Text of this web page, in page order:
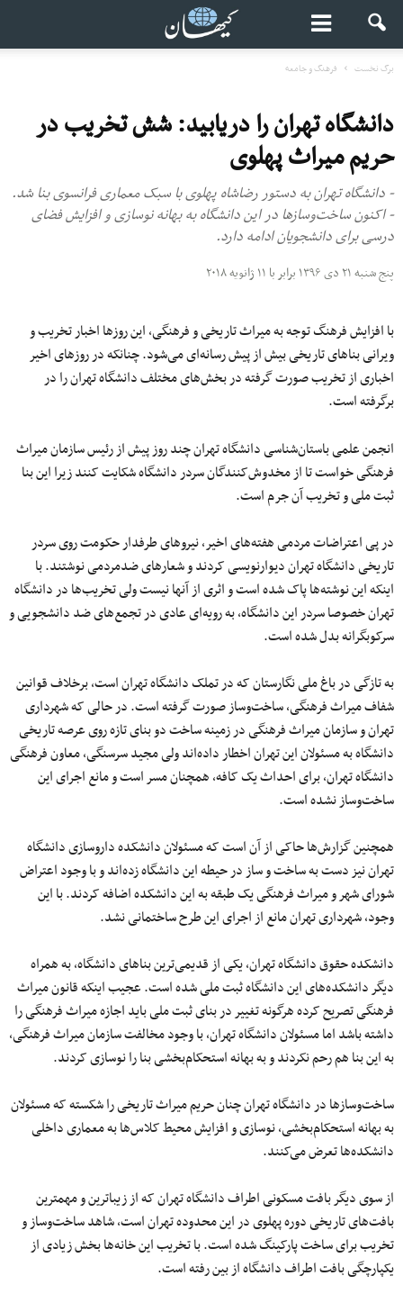
برگ نخست فرهنگ و جامعه
دانشگاه تهران را دریابید: شش تخریب در
حریم میراث پهلوی
- دانشگاه تهران به دستور رضاشاه پهلوی با سبک معماری فرانسوی بنا شد.
- اکنون ساخت‌وسازها در این دانشگاه به بهانه نوسازی و افزایش فضای
درسی برای دانشجویان ادامه دارد.
پنج شنبه ۲۱ دی ۱۳۹۶ برابر با ۱۱ ژانویه ۲۰۱۸
با افزایش فرهنگ توجه به میراث تاریخی و فرهنگی، این روزها اخبار تخریب و
ویرانی بناهای تاریخی بیش از پیش رسانه‌ای می‌شود. چنانکه در روزهای اخیر
اخباری از تخریب صورت گرفته در بخش‌های مختلف دانشگاه‌ تهران را در
برگرفته است.
انجمن علمی باستان‌‌شناسی دانشگاه تهران چند روز پیش از رئیس سازمان میراث
فرهنگی خواست تا از مخدوش‌کنندگان سردر دانشگاه شکایت کنند زیرا این بنا
ثبت ملی و تخریب آن جرم است.
در پی اعتراضات مردمی هفته‌های اخیر، نیروهای طرفدار حکومت روی سردر
تاریخی دانشگاه تهران دیوارنویسی کردند و شعارهای ضدمردمی نوشتند. با
اینکه این نوشته‌ها پاک شده است و اثری از آنها نیست ولی تخریب‌ها در دانشگاه
تهران خصوصا سردر این دانشگاه، به رویه‌ای عادی در تجمع‌های ضد دانشجویی و
سرکوبگرانه بدل شده است.
به تازگی در باغ ملی نگارستان که در تملک دانشگاه تهران است، برخلاف قوانین
شفاف میراث فرهنگی، ساخت‌وساز صورت گرفته است. در حالی که شهرداری
تهران و سازمان میراث فرهنگی در زمینه ساخت دو بنای تازه روی عرصه تاریخی
دانشگاه به مسئولان این تهران اخطار داده‌اند ولی مجید سرسنگی، معاون فرهنگی
دانشگاه تهران، برای احداث یک کافه، همچنان مسر است و مانع اجرای این
ساخت‌وساز نشده است.
همچنین گزارش‌ها حاکی‌ از آن است که مسئولان دانشکده داروسازی دانشگاه
تهران نیز دست به ساخت و ساز در حیطه این دانشگاه زده‌اند و با وجود اعتراض
شورای شهر و میراث فرهنگی یک طبقه به این دانشکده اضافه کردند. با این
وجود، شهرداری تهران مانع از اجرای این طرح ساختمانی نشد.
دانشکده حقوق دانشگاه تهران، یکی از قدیمی‌ترین بناهای دانشگاه، به همراه
دیگر دانشکده‌های این دانشگاه ثبت ملی شده‌ است. عجیب اینکه قانون میراث
فرهنگی تصریح کرده هرگونه تغییر در بنای ثبت ملی باید اجازه میراث فرهنگی را
داشته باشد اما مسئولان دانشگاه تهران، با وجود مخالفت سازمان میراث فرهنگی،
به این بنا هم رحم نکردند و به بهانه استحکام‌بخشی بنا را نوسازی کردند.
ساخت‌وسازها در دانشگاه تهران چنان حریم میراث تاریخی را شکسته که مسئولان
به بهانه استحکام‌بخشی، نوسازی و افزایش محیط کلاس‌ها به معماری داخلی
دانشکده‌ها تعرض می‌کنند.
از سوی دیگر بافت مسکونی اطراف دانشگاه تهران که از زیباترین و مهمترین‌
بافت‌های تاریخی دوره پهلوی در این محدوده تهران است، شاهد ساخت‌وساز و
تخریب برای ساخت پارکینگ شده است. با تخریب این خانه‌ها بخش زیادی از
یکپارچگی بافت اطراف دانشگاه از بین رفته است.